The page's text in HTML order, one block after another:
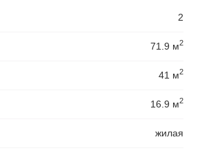
2
71.9 м2
41 м2
16.9 м2
жилая